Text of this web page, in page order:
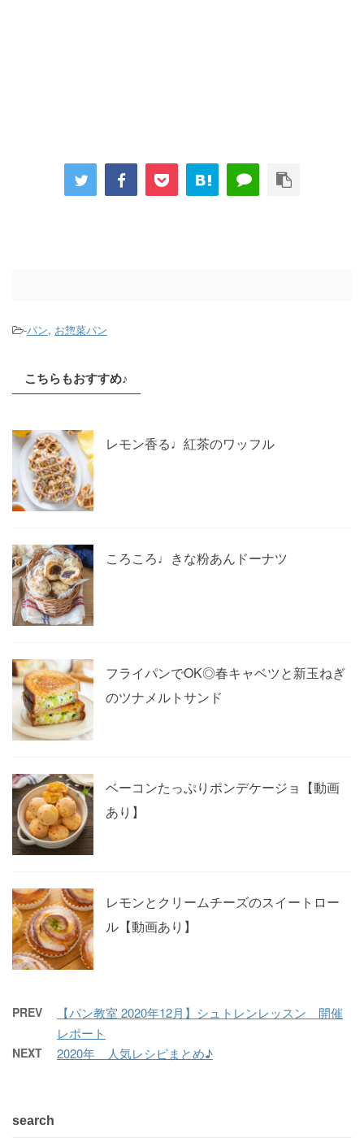
-パン, お惣菜パン
こちらもおすすめ♪
レモン香る♩紅茶のワッフル
ころころ♩きな粉あんドーナツ
フライパンでOK◎春キャベツと新玉ねぎ
のツナメルトサンド
ベーコンたっぷりポンデケージョ【動画
あり】
レモンとクリームチーズのスイートロー
ル【動画あり】
PREV
【パン教室 2020年12月】シュトレンレッスン 開催
レポート
NEXT 2020年 人気レシピまとめ♪
search